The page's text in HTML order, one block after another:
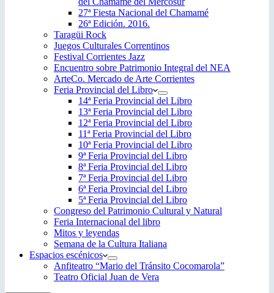
27ª Fiesta Nacional del Chamamé
26ª Edición. 2016.
Taragüi Rock
Juegos Culturales Correntinos
Festival Corrientes Jazz
Encuentro sobre Patrimonio Integral del NEA
ArteCo. Mercado de Arte Corrientes
Feria Provincial del Libro
14ª Feria Provincial del Libro
13ª Feria Provincial del Libro
12ª Feria Provincial del Libro
11ª Feria Provincial del Libro
10ª Feria Provincial del Libro
9ª Feria Provincial del Libro
8ª Feria Provincial del Libro
7ª Feria Provincial del Libro
6ª Feria Provincial del Libro
5ª Feria Provincial del Libro
Congreso del Patrimonio Cultural y Natural
Feria Internacional del libro
Mitos y leyendas
Semana de la Cultura Italiana
Espacios escénicos
Anfiteatro “Mario del Tránsito Cocomarola”
Teatro Oficial Juan de Vera